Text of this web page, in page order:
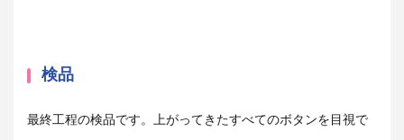
検品
最終工程の検品です。上がってきたすべてのボタンを目視で